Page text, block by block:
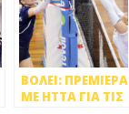
ΒΟΛΕΙ: ΠΡΕΜΙΕΡΑ
ΜΕ ΗΤΤΑ ΓΙΑ ΤΙΣ